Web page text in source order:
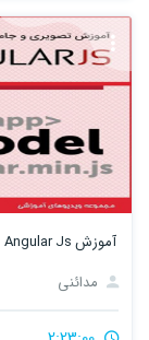
آموزش Angular Js
مدائنی